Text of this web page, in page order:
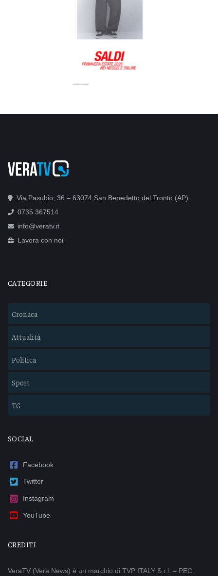
Via Pasubio, 36 – 63074 San Benedetto del Tronto (AP)
0735 367514
info@veratv.it
Lavora con noi
CATEGORIE
Cronaca
Attualità
Politica
Sport
TG
SOCIAL
Facebook
Twitter
Instagram
YouTube
CREDITI
VeraTV (Vera News) è un marchio di TVP ITALY S.r.l. – PEC: